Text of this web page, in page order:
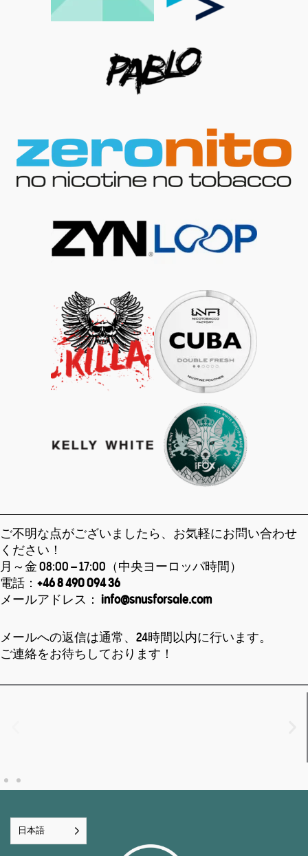
ご不明な点がございましたら、お気軽にお問い合わせ
ください！
月～金 08:00 – 17:00（中央ヨーロッパ時間）
電話： +46 8 490 094 36
メールアドレス： info@snusforsale.com
メールへの返信は通常、24時間以内に行います。
ご連絡をお待ちしております！
日本語